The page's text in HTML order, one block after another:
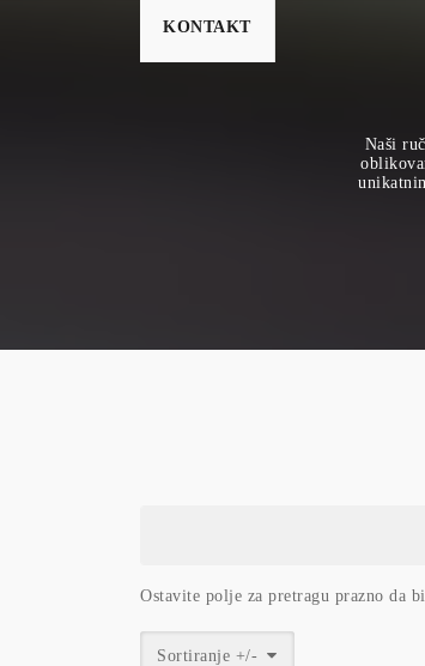
KONTAKT
Naši
Ostavite polje za pretragu prazno da
Sortiranje +/-